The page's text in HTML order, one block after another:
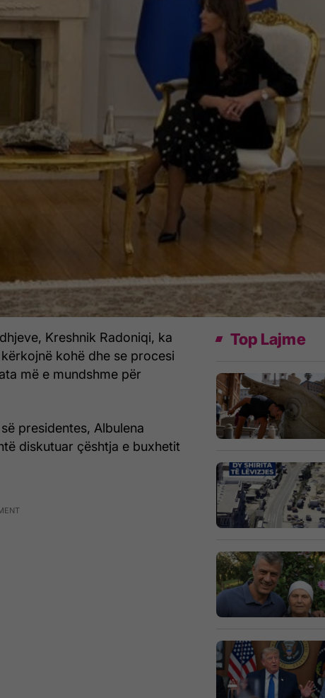
Kreshnik Radoniqi, ka
kohë dhe se procesi
më e mundshme për
presidentes, Albulena
diskutuar çështja e buxhetit
Top Lajme